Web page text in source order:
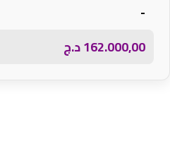
-
162.000,00د.ج